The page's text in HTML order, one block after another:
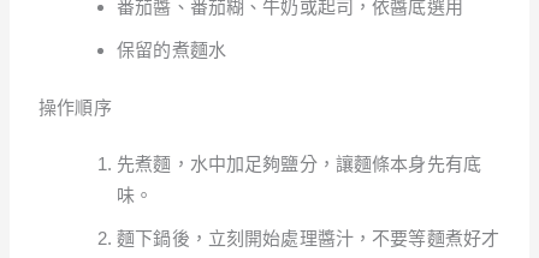
番茄醬、番茄糊、牛奶或起司，依醬底選用
保留的煮麵水
操作順序
先煮麵，水中加足夠鹽分，讓麵條本身先有底
味。
麵下鍋後，立刻開始處理醬汁，不要等麵煮好才